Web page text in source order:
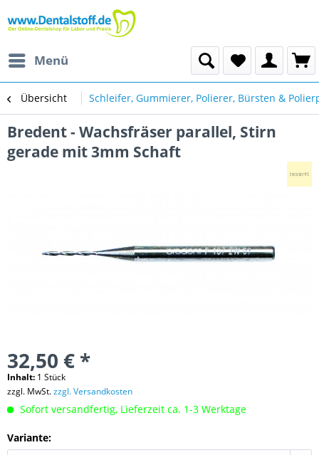
Menü
Übersicht Schleifer, Gummierer, Polierer, Bürsten &
Bredent - Wachsfräser parallel, Stirn
gerade mit 3mm Schaft
32,50 € *
Inhalt: 1 Stück
zzgl. MwSt.zzgl. Versandkosten
Sofort versandfertig, Lieferzeit ca. 1-3 Werktage
Variante: